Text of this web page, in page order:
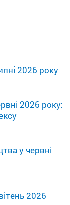
2026 року
2026 року:
у червні
2026